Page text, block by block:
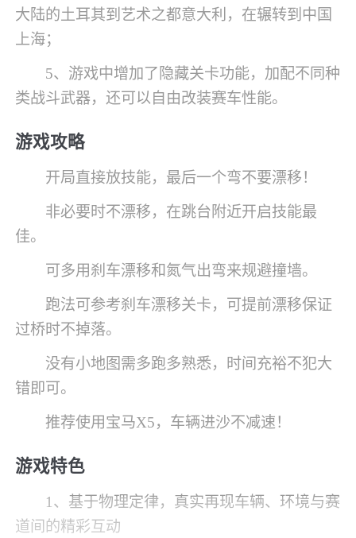
大陆的土耳其到艺术之都意大利，在辗转到中国
上海；
5、游戏中增加了隐藏关卡功能，加配不同种
类战斗武器，还可以自由改装赛车性能。
游戏攻略
开局直接放技能，最后一个弯不要漂移！
非必要时不漂移，在跳台附近开启技能最
佳。
可多用刹车漂移和氮气出弯来规避撞墙。
跑法可参考刹车漂移关卡，可提前漂移保证
过桥时不掉落。
没有小地图需多跑多熟悉，时间充裕不犯大
错即可。
推荐使用宝马X5，车辆进沙不减速！
游戏特色
1、基于物理定律，真实再现车辆、环境与赛
道间的精彩互动